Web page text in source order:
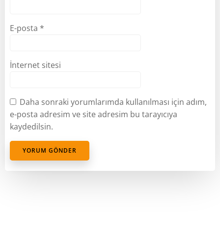
E-posta *
İnternet sitesi
Daha sonraki yorumlarımda kullanılması için adım,
e-posta adresim ve site adresim bu tarayıcıya
kaydedilsin.